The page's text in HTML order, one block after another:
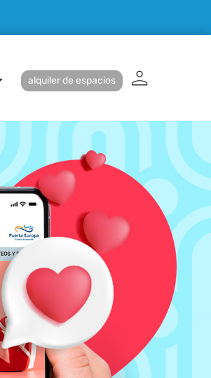
alquiler de espacios